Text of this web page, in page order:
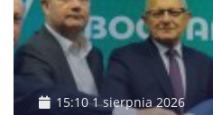
15:10 1 sierpnia 2026